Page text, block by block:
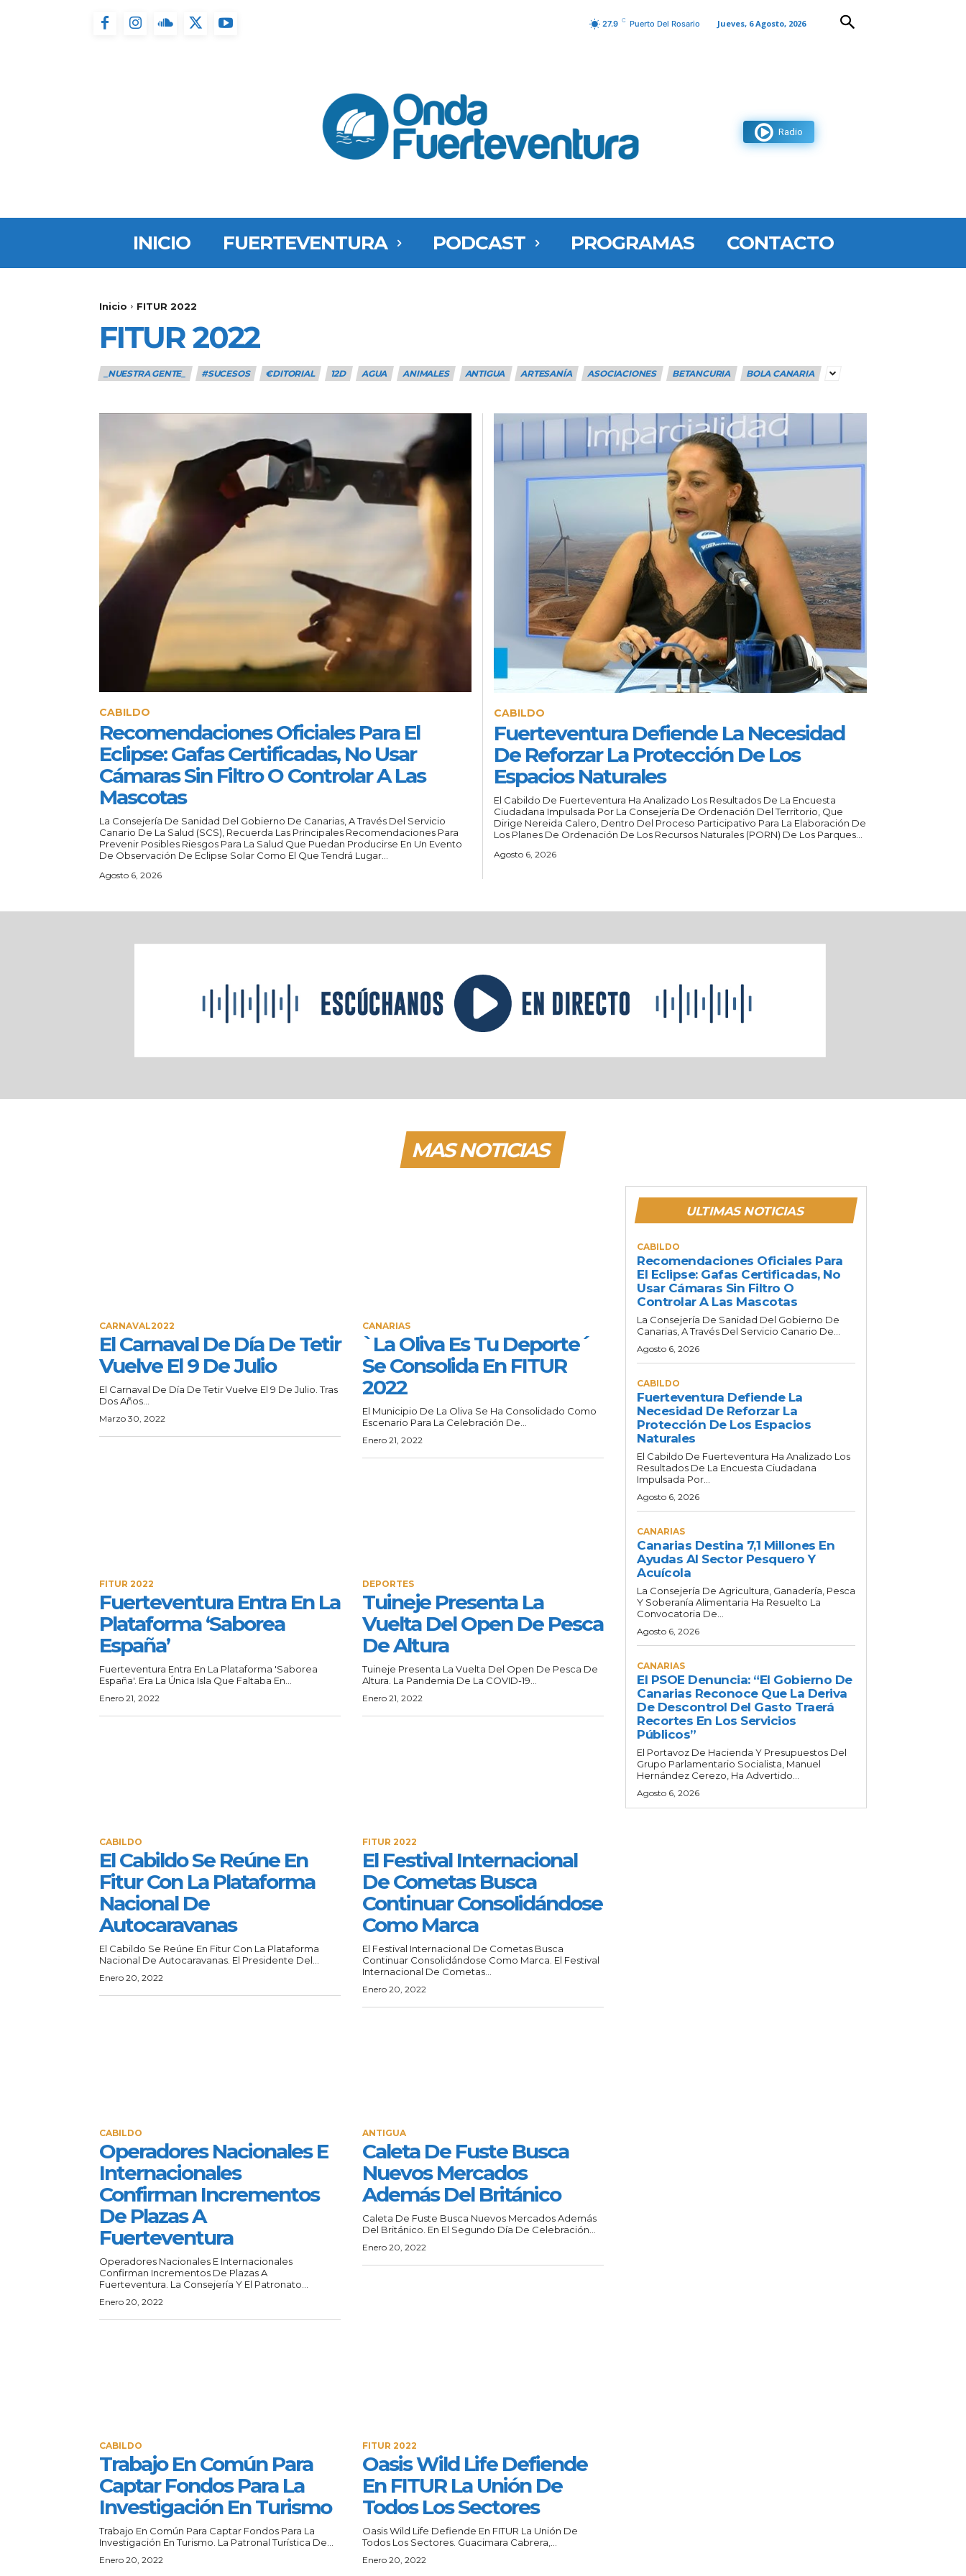
27.9 C Puerto Del Rosario Jueves, 6 Agosto, 2026
Radio
INICIO FUERTEVENTURA PODCAST PROGRAMAS CONTACTO
Inicio FITUR 2022
FITUR 2022
_NUESTRA GENTE_ #SUCESOS €DITORIAL 12D AGUA ANIMALES ANTIGUA ARTESANÍA ASOCIACIONES BETANCURIA BOLA CANARIA
CABILDO
Recomendaciones Oficiales Para El
Eclipse: Gafas Certificadas, No Usar
Cámaras Sin Filtro O Controlar A Las
Mascotas
La Consejería De Sanidad Del Gobierno De Canarias, A Través Del Servicio
Canario De La Salud (SCS), Recuerda Las Principales Recomendaciones Para
Prevenir Posibles Riesgos Para La Salud Que Puedan Producirse En Un Evento
De Observación De Eclipse Solar Como El Que Tendrá Lugar...
Agosto 6, 2026
CABILDO
Fuerteventura Defiende La Necesidad
De Reforzar La Protección De Los
Espacios Naturales
El Cabildo De Fuerteventura Ha Analizado Los Resultados De La Encuesta
Ciudadana Impulsada Por La Consejería De Ordenación Del Territorio, Que
Dirige Nereida Calero, Dentro Del Proceso Participativo Para La Elaboración De
Los Planes De Ordenación De Los Recursos Naturales (PORN) De Los Parques...
Agosto 6, 2026
MAS NOTICIAS
CARNAVAL2022
El Carnaval De Día De Tetir
Vuelve El 9 De Julio
El Carnaval De Día De Tetir Vuelve El 9 De Julio. Tras
Dos Años...
Marzo 30, 2022
CANARIAS
`La Oliva Es Tu Deporte´
Se Consolida En FITUR
2022
El Municipio De La Oliva Se Ha Consolidado Como
Escenario Para La Celebración De...
Enero 21, 2022
FITUR 2022
Fuerteventura Entra En La
Plataforma ‘Saborea
España’
Fuerteventura Entra En La Plataforma 'Saborea
España'. Era La Única Isla Que Faltaba En...
Enero 21, 2022
DEPORTES
Tuineje Presenta La
Vuelta Del Open De Pesca
De Altura
Tuineje Presenta La Vuelta Del Open De Pesca De
Altura. La Pandemia De La COVID-19...
Enero 21, 2022
CABILDO
El Cabildo Se Reúne En
Fitur Con La Plataforma
Nacional De
Autocaravanas
El Cabildo Se Reúne En Fitur Con La Plataforma
Nacional De Autocaravanas. El Presidente Del...
Enero 20, 2022
FITUR 2022
El Festival Internacional
De Cometas Busca
Continuar Consolidándose
Como Marca
El Festival Internacional De Cometas Busca
Continuar Consolidándose Como Marca. El Festival
Internacional De Cometas...
Enero 20, 2022
CABILDO
Operadores Nacionales E
Internacionales
Confirman Incrementos
De Plazas A
Fuerteventura
Operadores Nacionales E Internacionales
Confirman Incrementos De Plazas A
Fuerteventura. La Consejería Y El Patronato...
Enero 20, 2022
ANTIGUA
Caleta De Fuste Busca
Nuevos Mercados
Además Del Británico
Caleta De Fuste Busca Nuevos Mercados Además
Del Británico. En El Segundo Día De Celebración...
Enero 20, 2022
CABILDO
Trabajo En Común Para
Captar Fondos Para La
Investigación En Turismo
Trabajo En Común Para Captar Fondos Para La
Investigación En Turismo. La Patronal Turística De...
Enero 20, 2022
FITUR 2022
Oasis Wild Life Defiende
En FITUR La Unión De
Todos Los Sectores
Oasis Wild Life Defiende En FITUR La Unión De
Todos Los Sectores. Guacimara Cabrera,...
Enero 20, 2022
ULTIMAS NOTICIAS
CABILDO
Recomendaciones Oficiales Para
El Eclipse: Gafas Certificadas, No
Usar Cámaras Sin Filtro O
Controlar A Las Mascotas
La Consejería De Sanidad Del Gobierno De
Canarias, A Través Del Servicio Canario De...
Agosto 6, 2026
CABILDO
Fuerteventura Defiende La
Necesidad De Reforzar La
Protección De Los Espacios
Naturales
El Cabildo De Fuerteventura Ha Analizado Los
Resultados De La Encuesta Ciudadana
Impulsada Por...
Agosto 6, 2026
CANARIAS
Canarias Destina 7,1 Millones En
Ayudas Al Sector Pesquero Y
Acuícola
La Consejería De Agricultura, Ganadería, Pesca
Y Soberanía Alimentaria Ha Resuelto La
Convocatoria De...
Agosto 6, 2026
CANARIAS
El PSOE Denuncia: “El Gobierno De
Canarias Reconoce Que La Deriva
De Descontrol Del Gasto Traerá
Recortes En Los Servicios
Públicos”
El Portavoz De Hacienda Y Presupuestos Del
Grupo Parlamentario Socialista, Manuel
Hernández Cerezo, Ha Advertido...
Agosto 6, 2026